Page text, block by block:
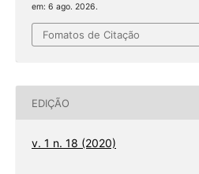
em: 6 ago. 2026.
Fomatos de Citação
EDIÇÃO
v. 1 n. 18 (2020)